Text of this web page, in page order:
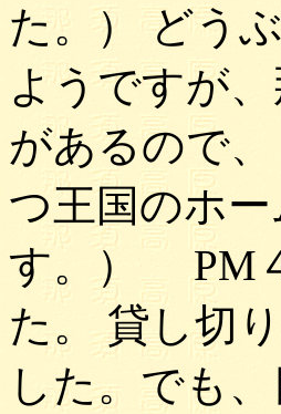
た。） どう
ようですが
があるので
つ王国のホ
す。） PM
た。 貸し切
した。でも